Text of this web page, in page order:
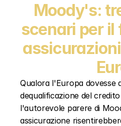
Moody's:
scenari per il
Qualora l'Europa dovesse
dequalificazione del
l'autorevole parere di
assicurazione